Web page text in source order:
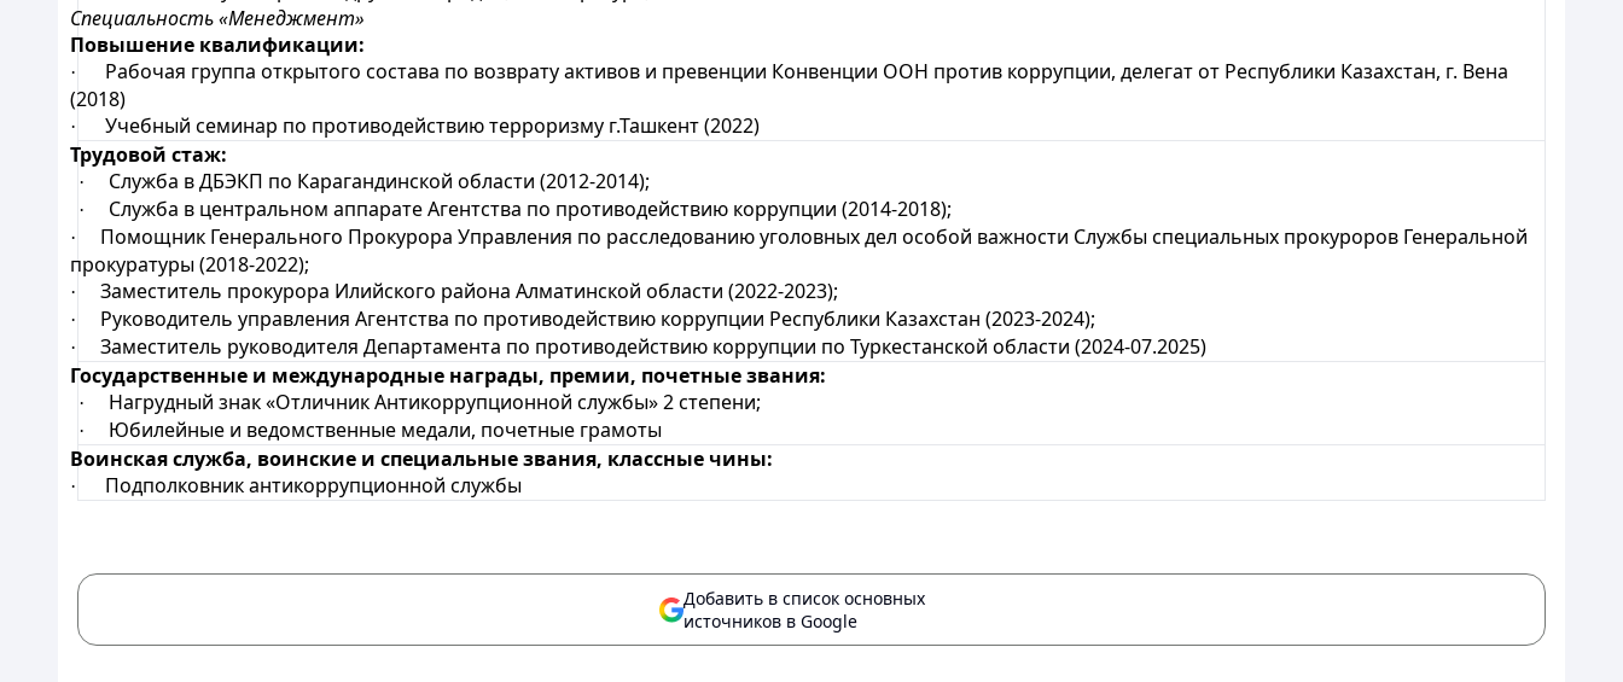
Специальность «Менеджмент»
Повышение квалификации:
·
Рабочая группа открытого состава по возврату активов и превенции Конвенции ООН против коррупции, делегат от Республики Казахстан, г. Вена
(2018)
·
Учебный семинар по противодействию терроризму г.Ташкент (2022)
Трудовой стаж:
· Служба в ДБЭКП по Карагандинской области (2012-2014);
· Служба в центральном аппарате Агентства по противодействию коррупции (2014-2018);
·
Помощник Генерального Прокурора Управления по расследованию уголовных дел особой важности Службы специальных прокуроров Генеральной
прокуратуры (2018-2022);
· Заместитель прокурора Илийского района Алматинской области (2022-2023);
· Руководитель управления Агентства по противодействию коррупции Республики Казахстан (2023-2024);
·
Заместитель руководителя Департамента по противодействию коррупции по Туркестанской области (2024-07.2025)
Государственные и международные награды, премии, почетные звания:
· Нагрудный знак «Отличник Антикоррупционной службы» 2 степени;
·
Юбилейные и ведомственные медали, почетные грамоты
Воинская служба, воинские и специальные звания, классные чины:
· Подполковник антикоррупционной службы
Добавить в список основных
источников в Google